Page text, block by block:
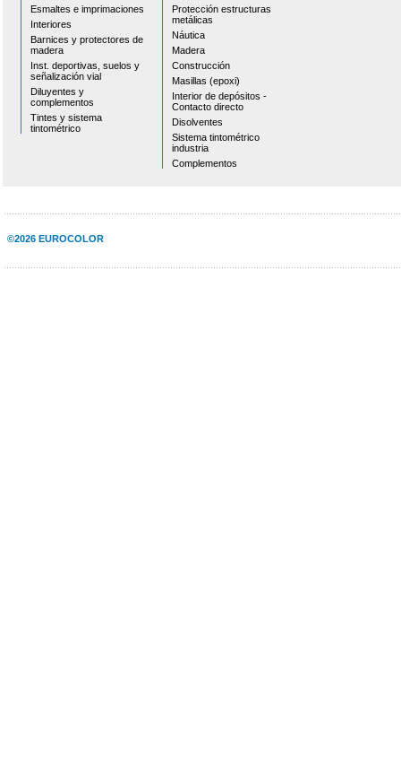
Esmaltes e imprimaciones
Interiores
Barnices y protectores de
madera
Inst. deportivas, suelos y
señalización vial
Diluyentes y
complementos
Tintes y sistema
tintométrico
Protección estructuras
metálicas
Náutica
Madera
Construcción
Masillas (epoxi)
Interior de depósitos -
Contacto directo
Disolventes
Sistema tintométrico
industria
Complementos
©2026 EUROCOLOR